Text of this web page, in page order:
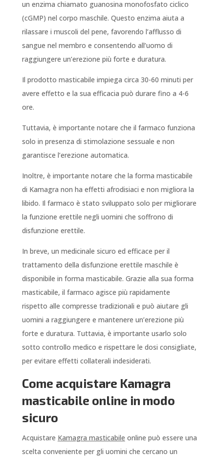
un enzima chiamato guanosina monofosfato ciclico
(cGMP) nel corpo maschile. Questo enzima aiuta a
rilassare i muscoli del pene, favorendo l’afflusso di
sangue nel membro e consentendo all’uomo di
raggiungere un’erezione più forte e duratura.
Il prodotto masticabile impiega circa 30-60 minuti per
avere effetto e la sua efficacia può durare fino a 4-6
ore.
Tuttavia, è importante notare che il farmaco funziona
solo in presenza di stimolazione sessuale e non
garantisce l’erezione automatica.
Inoltre, è importante notare che la forma masticabile
di Kamagra non ha effetti afrodisiaci e non migliora la
libido. Il farmaco è stato sviluppato solo per migliorare
la funzione erettile negli uomini che soffrono di
disfunzione erettile.
In breve, un medicinale sicuro ed efficace per il
trattamento della disfunzione erettile maschile è
disponibile in forma masticabile. Grazie alla sua forma
masticabile, il farmaco agisce più rapidamente
rispetto alle compresse tradizionali e può aiutare gli
uomini a raggiungere e mantenere un’erezione più
forte e duratura. Tuttavia, è importante usarlo solo
sotto controllo medico e rispettare le dosi consigliate,
per evitare effetti collaterali indesiderati.
Come acquistare Kamagra
masticabile online in modo
sicuro
Acquistare Kamagra masticabile online può essere una
scelta conveniente per gli uomini che cercano un